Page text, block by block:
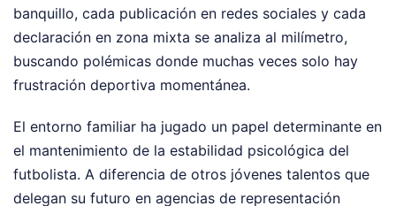
banquillo, cada publicación en redes sociales y cada
declaración en zona mixta se analiza al milímetro,
buscando polémicas donde muchas veces solo hay
frustración deportiva momentánea.
El entorno familiar ha jugado un papel determinante en
el mantenimiento de la estabilidad psicológica del
futbolista. A diferencia de otros jóvenes talentos que
delegan su futuro en agencias de representación